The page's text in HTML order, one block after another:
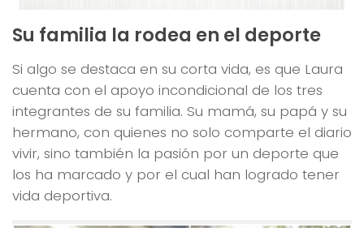
Su familia la rodea en el deporte
Si algo se destaca en su corta vida, es que Laura
cuenta con el apoyo incondicional de los tres
integrantes de su familia. Su mamá, su papá y su
hermano, con quienes no solo comparte el diario
vivir, sino también la pasión por un deporte que
los ha marcado y por el cual han logrado tener
vida deportiva.